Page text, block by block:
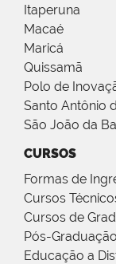
Itaperuna
Macaé
Maricá
Quissamã
Polo de
Santo Antônio
São João da
CURSOS
Formas de
Cursos
Cursos de
Pós-Graduação
Educação a